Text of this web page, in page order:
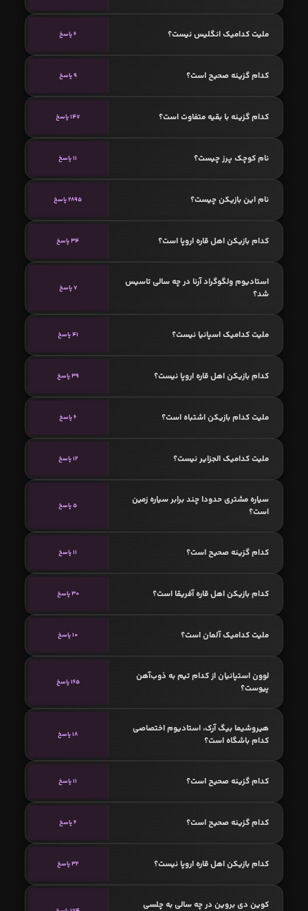
ملیت کدامیک انگلیس نیست؟ 6 پاسخ
کدام گزینه صحیح است؟ 9 پاسخ
کدام گزینه با بقیه متفاوت است؟ 147 پاسخ
نام کوچک پرز چیست؟ 11 پاسخ
نام این بازیکن چیست؟ 2895 پاسخ
کدام بازیکن اهل قاره اروپا است؟ 34 پاسخ
استادیوم ولگوگراد آرنا در چه سالی تاسیس
شد؟
7 پاسخ
ملیت کدامیک اسپانیا نیست؟ 41 پاسخ
کدام بازیکن اهل قاره اروپا نیست؟ 39 پاسخ
ملیت کدام بازیکن اشتباه است؟ 6 پاسخ
ملیت کدامیک الجزایر نیست؟ 12 پاسخ
سیاره مشتری حدودا چند برابر سیاره زمین
است؟
5 پاسخ
کدام گزینه صحیح است؟ 11 پاسخ
کدام بازیکن اهل قاره آفریقا است؟ 30 پاسخ
ملیت کدامیک آلمان است؟ 10 پاسخ
لوون استپانیان از کدام تیم به ذوب‌آهن
پیوست؟
165 پاسخ
هیروشیما بیگ آرک، استادیوم اختصاصی
کدام باشگاه است؟
18 پاسخ
کدام گزینه صحیح است؟ 11 پاسخ
کدام گزینه صحیح است؟ 6 پاسخ
کدام بازیکن اهل قاره اروپا نیست؟ 32 پاسخ
کوین دی بروین در چه سالی به چلسی